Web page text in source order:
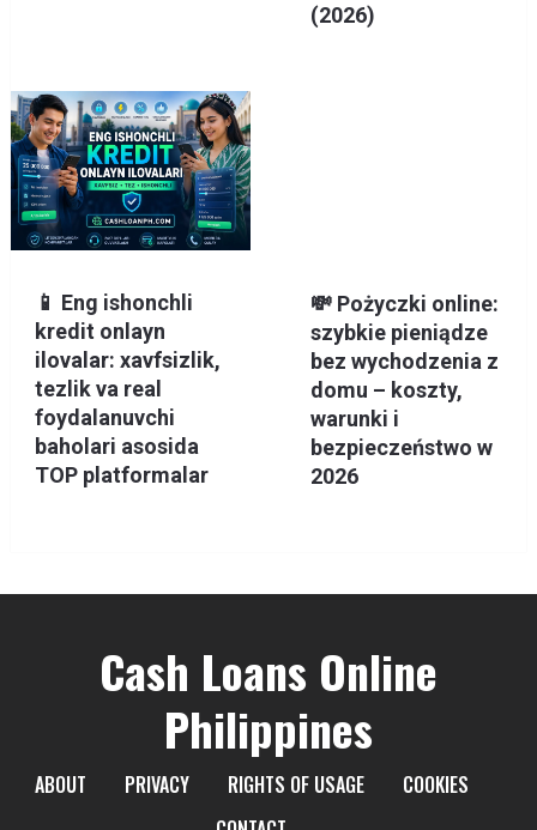
(2026)
📱 Eng ishonchli
kredit onlayn
ilovalar: xavfsizlik,
tezlik va real
foydalanuvchi
baholari asosida
TOP platformalar
💸 Pożyczki online:
szybkie pieniądze
bez wychodzenia z
domu – koszty,
warunki i
bezpieczeństwo w
2026
Cash Loans Online
Philippines
ABOUT PRIVACY RIGHTS OF USAGE
COOKIES